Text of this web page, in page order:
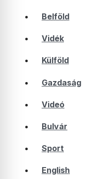
Belföld
Vidék
Külföld
Gazdaság
Videó
Bulvár
Sport
English